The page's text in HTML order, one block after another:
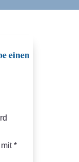
einen
mit*